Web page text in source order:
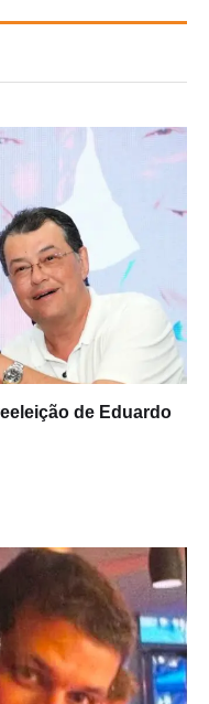
de Eduardo